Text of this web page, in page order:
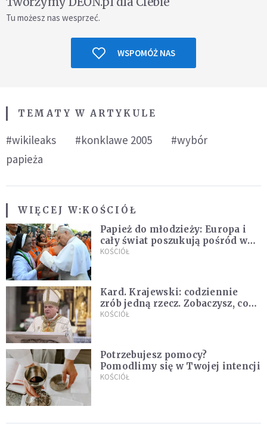
Tu możesz nas wesprzeć.
WSPOMÓŻ NAS
TEMATY W ARTYKULE
#wikileaks #konklawe 2005
#wybór
papieża
WIĘCEJ W:KOŚCIÓŁ
Papież do młodzieży: Europa i
cały świat poszukują pośród was
nowych świętych
KOŚCIÓŁ
Kard. Krajewski: codziennie
zrób jedną rzecz. Zobaczysz, co
stanie się z twoim życiem
KOŚCIÓŁ
Potrzebujesz pomocy?
Pomodlimy się w Twojej intencji
KOŚCIÓŁ